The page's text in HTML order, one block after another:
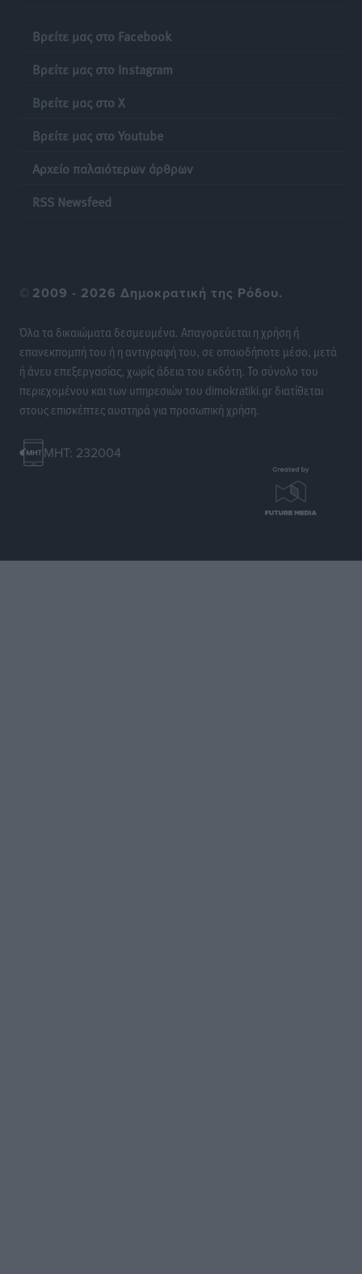
Βρείτε μας στο Facebook
Βρείτε μας στο Instagram
Βρείτε μας στο X
Βρείτε μας στο Youtube
Αρχείο παλαιότερων άρθρων
RSS Newsfeed
© 2009 - 2026 Δημοκρατική της Ρόδου.
Όλα τα δικαιώματα δεσμευμένα. Απαγορεύεται η χρήση ή
επανεκπομπή του ή η αντιγραφή του, σε οποιοδήποτε μέσο, μετά
ή άνευ επεξεργασίας, χωρίς άδεια του εκδότη. Το σύνολο του
περιεχομένου και των υπηρεσιών του dimokratiki.gr διατίθεται
στους επισκέπτες αυστηρά για προσωπική χρήση.
MHT: 232004